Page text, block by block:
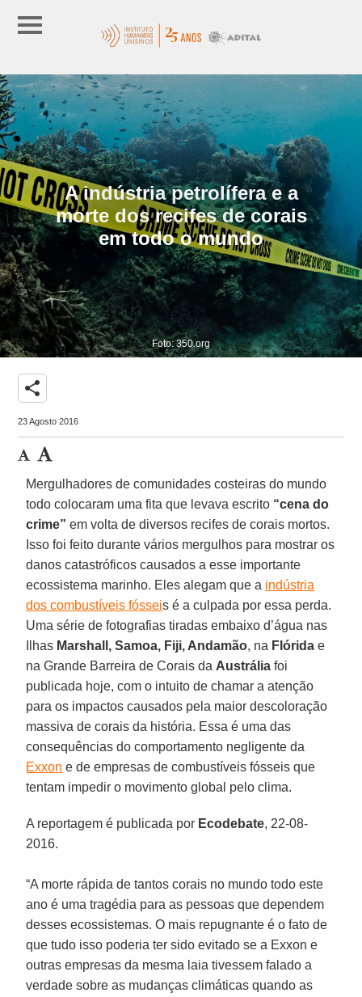
A indústria petrolífera e a
morte dos recifes de corais
em todo o mundo
Foto: 350.org
share
23 Agosto 2016
Mergulhadores de comunidades costeiras do mundo
todo colocaram uma fita que levava escrito “cena do
crime” em volta de diversos recifes de corais mortos.
Isso foi feito durante vários mergulhos para mostrar os
danos catastróficos causados a esse importante
ecossistema marinho. Eles alegam que a indústria
dos combustíveis fósseis é a culpada por essa perda.
Uma série de fotografias tiradas embaixo d’água nas
Ilhas Marshall, Samoa, Fiji, Andamão, na Flórida e
na Grande Barreira de Corais da Austrália foi
publicada hoje, com o intuito de chamar a atenção
para os impactos causados pela maior descoloração
massiva de corais da história. Essa é uma das
consequências do comportamento negligente da
Exxon e de empresas de combustíveis fósseis que
tentam impedir o movimento global pelo clima.
A reportagem é publicada por Ecodebate, 22-08-
2016.
“A morte rápida de tantos corais no mundo todo este
ano é uma tragédia para as pessoas que dependem
desses ecossistemas. O mais repugnante é o fato de
que tudo isso poderia ter sido evitado se a Exxon e
outras empresas da mesma laia tivessem falado a
verdade sobre as mudanças climáticas quando as